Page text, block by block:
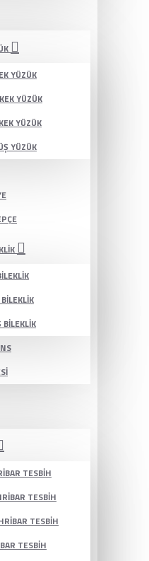
YÜZÜK
YÜZÜK
YÜZÜK
YÜZÜK
BILEKLIK
TESBIH
TESBIH
TESBIH
TESBIH